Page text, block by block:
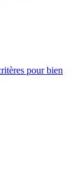
pour bien